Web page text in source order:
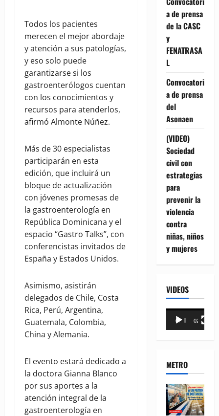
Todos los pacientes
merecen el mejor abordaje
y atención a sus patologías,
y eso solo puede
garantizarse si los
gastroenterólogos cuentan
con los conocimientos y
recursos para atenderlos,
afirmó Almonte Núñez.
Más de 30 especialistas
participarán en esta
edición, que incluirá un
bloque de actualización
con jóvenes promesas de
la gastroenterología en
República Dominicana y el
espacio “Gastro Talks”, con
conferencistas invitados de
España y Estados Unidos.
Asimismo, asistirán
delegados de Chile, Costa
Rica, Perú, Argentina,
Guatemala, Colombia,
China y Alemania.
El evento estará dedicado a
la doctora Gianna Blanco
por sus aportes a la
atención integral de la
gastroenterología en
a de prensa
de la CASC
y
FENATRASA
L
Convocatori
a de prensa
del
Asonaen
(VIDEO)
Sociedad
civil con
estrategias
para
prevenir la
violencia
contra
niñas, niños
y mujeres
VIDEOS
Reproductor
00:00 02:18
METRO